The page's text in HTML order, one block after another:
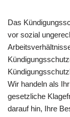
Das
vor sozial
Wir handeln als
gesetzliche
darauf hin, Ihre